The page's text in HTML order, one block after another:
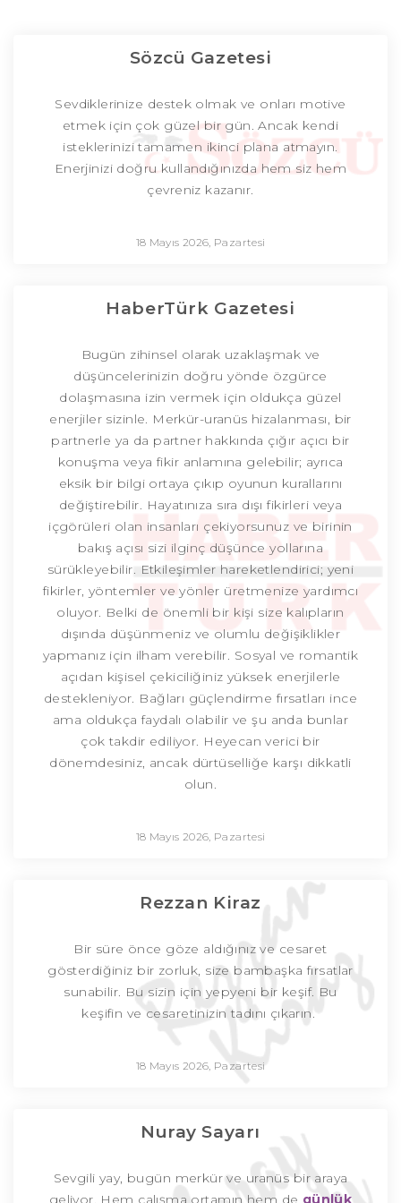
Sözcü Gazetesi
Sevdiklerinize destek olmak ve onları motive
etmek için çok güzel bir gün. Ancak kendi
isteklerinizi tamamen ikinci plana atmayın.
Enerjinizi doğru kullandığınızda hem siz hem
çevreniz kazanır.
18 Mayıs 2026, Pazartesi
HaberTürk Gazetesi
Bugün zihinsel olarak uzaklaşmak ve
düşüncelerinizin doğru yönde özgürce
dolaşmasına izin vermek için oldukça güzel
enerjiler sizinle. Merkür-uranüs hizalanması, bir
partnerle ya da partner hakkında çığır açıcı bir
konuşma veya fikir anlamına gelebilir; ayrıca
eksik bir bilgi ortaya çıkıp oyunun kurallarını
değiştirebilir. Hayatınıza sıra dışı fikirleri veya
içgörüleri olan insanları çekiyorsunuz ve birinin
bakış açısı sizi ilginç düşünce yollarına
sürükleyebilir. Etkileşimler hareketlendirici; yeni
fikirler, yöntemler ve yönler üretmenize yardımcı
oluyor. Belki de önemli bir kişi size kalıpların
dışında düşünmeniz ve olumlu değişiklikler
yapmanız için ilham verebilir. Sosyal ve romantik
açıdan kişisel çekiciliğiniz yüksek enerjilerle
destekleniyor. Bağları güçlendirme fırsatları ince
ama oldukça faydalı olabilir ve şu anda bunlar
çok takdir ediliyor. Heyecan verici bir
dönemdesiniz, ancak dürtüselliğe karşı dikkatli
olun.
18 Mayıs 2026, Pazartesi
Rezzan Kiraz
Bir süre önce göze aldığınız ve cesaret
gösterdiğiniz bir zorluk, size bambaşka fırsatlar
sunabilir. Bu sizin için yepyeni bir keşif. Bu
keşifin ve cesaretinizin tadını çıkarın.
18 Mayıs 2026, Pazartesi
Nuray Sayarı
Sevgili yay, bugün merkür ve uranüs bir araya
geliyor. Hem çalışma ortamın hem de günlük